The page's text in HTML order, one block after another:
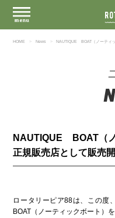
HOME News NAUTIQUE BOAT（ノーティ
NAUTIQUE BOAT（
正規販売店として販売
ロータリーピア88は、この度
BOAT（ノーティックボート）